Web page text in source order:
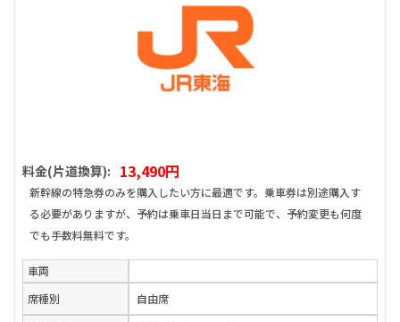
料金(片道換算): 13,490円
新幹線の特急券のみを購入したい方に最適です。乗車券は別途購入す
る必要がありますが、予約は乗車日当日まで可能で、予約変更も何度
でも手数料無料です。
車両
席種別
自由席